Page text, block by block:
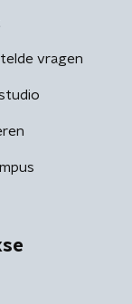
vragen